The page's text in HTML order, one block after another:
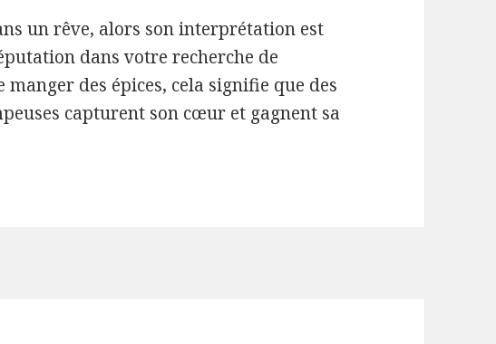
un rêve, alors son interprétation est
dans votre recherche de
des épices, cela signifie que des
capturent son cœur et gagnent sa